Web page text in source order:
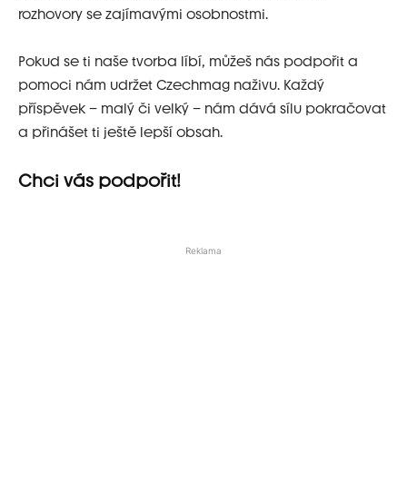
rozhovory se zajímavými osobnostmi.
Pokud se ti naše tvorba líbí, můžeš nás podpořit a
pomoci nám udržet Czechmag naživu. Každý
příspěvek – malý či velký – nám dává sílu pokračovat
a přinášet ti ještě lepší obsah.
Chci vás podpořit!
Reklama